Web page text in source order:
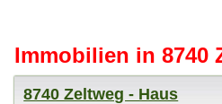
Immobilien in 8740
8740 Zeltweg - Haus